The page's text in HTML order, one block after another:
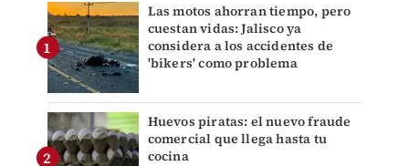
Las motos ahorran tiempo, pero
cuestan vidas: Jalisco ya
considera a los accidentes de
'bikers' como problema
Huevos piratas: el nuevo fraude
comercial que llega hasta tu
cocina